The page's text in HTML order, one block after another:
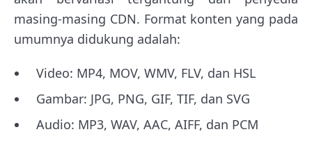
masing-masing CDN. Format konten yang pada
umumnya didukung adalah:
Video: MP4, MOV, WMV, FLV, dan HSL
Gambar: JPG, PNG, GIF, TIF, dan SVG
Audio: MP3, WAV, AAC, AIFF, dan PCM